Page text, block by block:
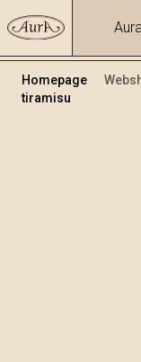
Homepage
tiramisu